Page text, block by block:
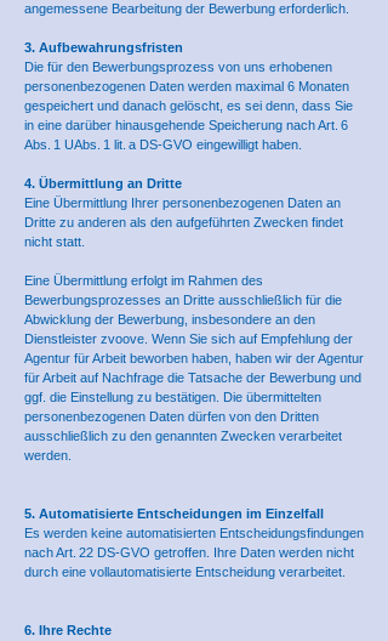
angemessene Bearbeitung der Bewerbung erforderlich.
3. Aufbewahrungsfristen
Die für den Bewerbungsprozess von uns erhobenen
personenbezogenen Daten werden maximal 6 Monaten
gespeichert und danach gelöscht, es sei denn, dass Sie
in eine darüber hinausgehende Speicherung nach Art. 6
Abs. 1 UAbs. 1 lit. a DS-GVO eingewilligt haben.
4. Übermittlung an Dritte
Eine Übermittlung Ihrer personenbezogenen Daten an
Dritte zu anderen als den aufgeführten Zwecken findet
nicht statt.
Eine Übermittlung erfolgt im Rahmen des
Bewerbungsprozesses an Dritte ausschließlich für die
Abwicklung der Bewerbung, insbesondere an den
Dienstleister zvoove. Wenn Sie sich auf Empfehlung der
Agentur für Arbeit beworben haben, haben wir der Agentur
für Arbeit auf Nachfrage die Tatsache der Bewerbung und
ggf. die Einstellung zu bestätigen. Die übermittelten
personenbezogenen Daten dürfen von den Dritten
ausschließlich zu den genannten Zwecken verarbeitet
werden.
5. Automatisierte Entscheidungen im Einzelfall
Es werden keine automatisierten Entscheidungsfindungen
nach Art. 22 DS-GVO getroffen. Ihre Daten werden nicht
durch eine vollautomatisierte Entscheidung verarbeitet.
6. Ihre Rechte